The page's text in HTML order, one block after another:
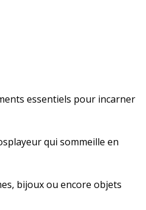
essentiels pour incarner
qui sommeille en
bijoux ou encore objets